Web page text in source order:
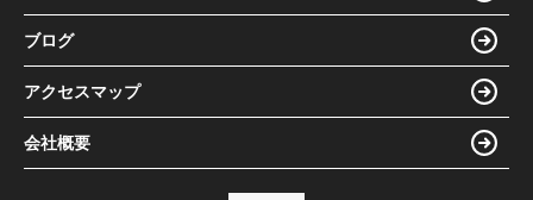
ブログ
アクセスマップ
会社概要